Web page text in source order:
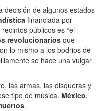
decisión de algunos estados
financiada por
públicos es “el
revolucionariosque
lo mismo a los bodrios de
se hace una vulgar
las armas, las disqueras y
tipo de música. México,
.